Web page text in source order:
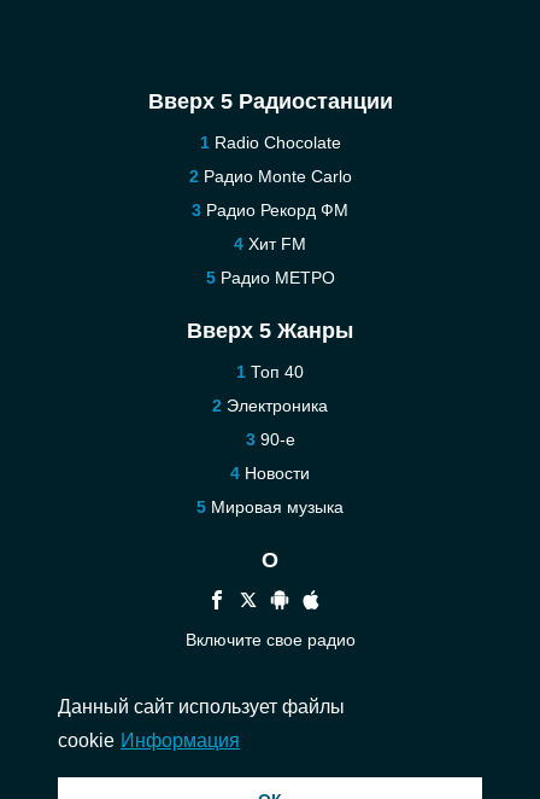
Вверх 5 Радиостанции
Radio Chocolate
Радио Monte Carlo
Радио Рекорд ФМ
Хит FM
Радио МЕТРО
Вверх 5 Жанры
Топ 40
Электроника
90-е
Новости
Мировая музыка
О
Включите свое радио
Связаться
Данный сайт использует файлы
cookie Информация